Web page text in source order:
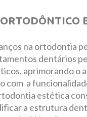
na ortodontia
dentários
aprimorando o
com a
estética
a estrutura